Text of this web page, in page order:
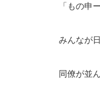
「もの申
みんなが
同僚が並